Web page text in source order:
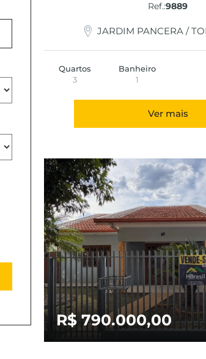
Ref.:9889
JARDIM PANCERA /
Quartos
3
Banheiro
1
Ver mais
R$ 790.000,00